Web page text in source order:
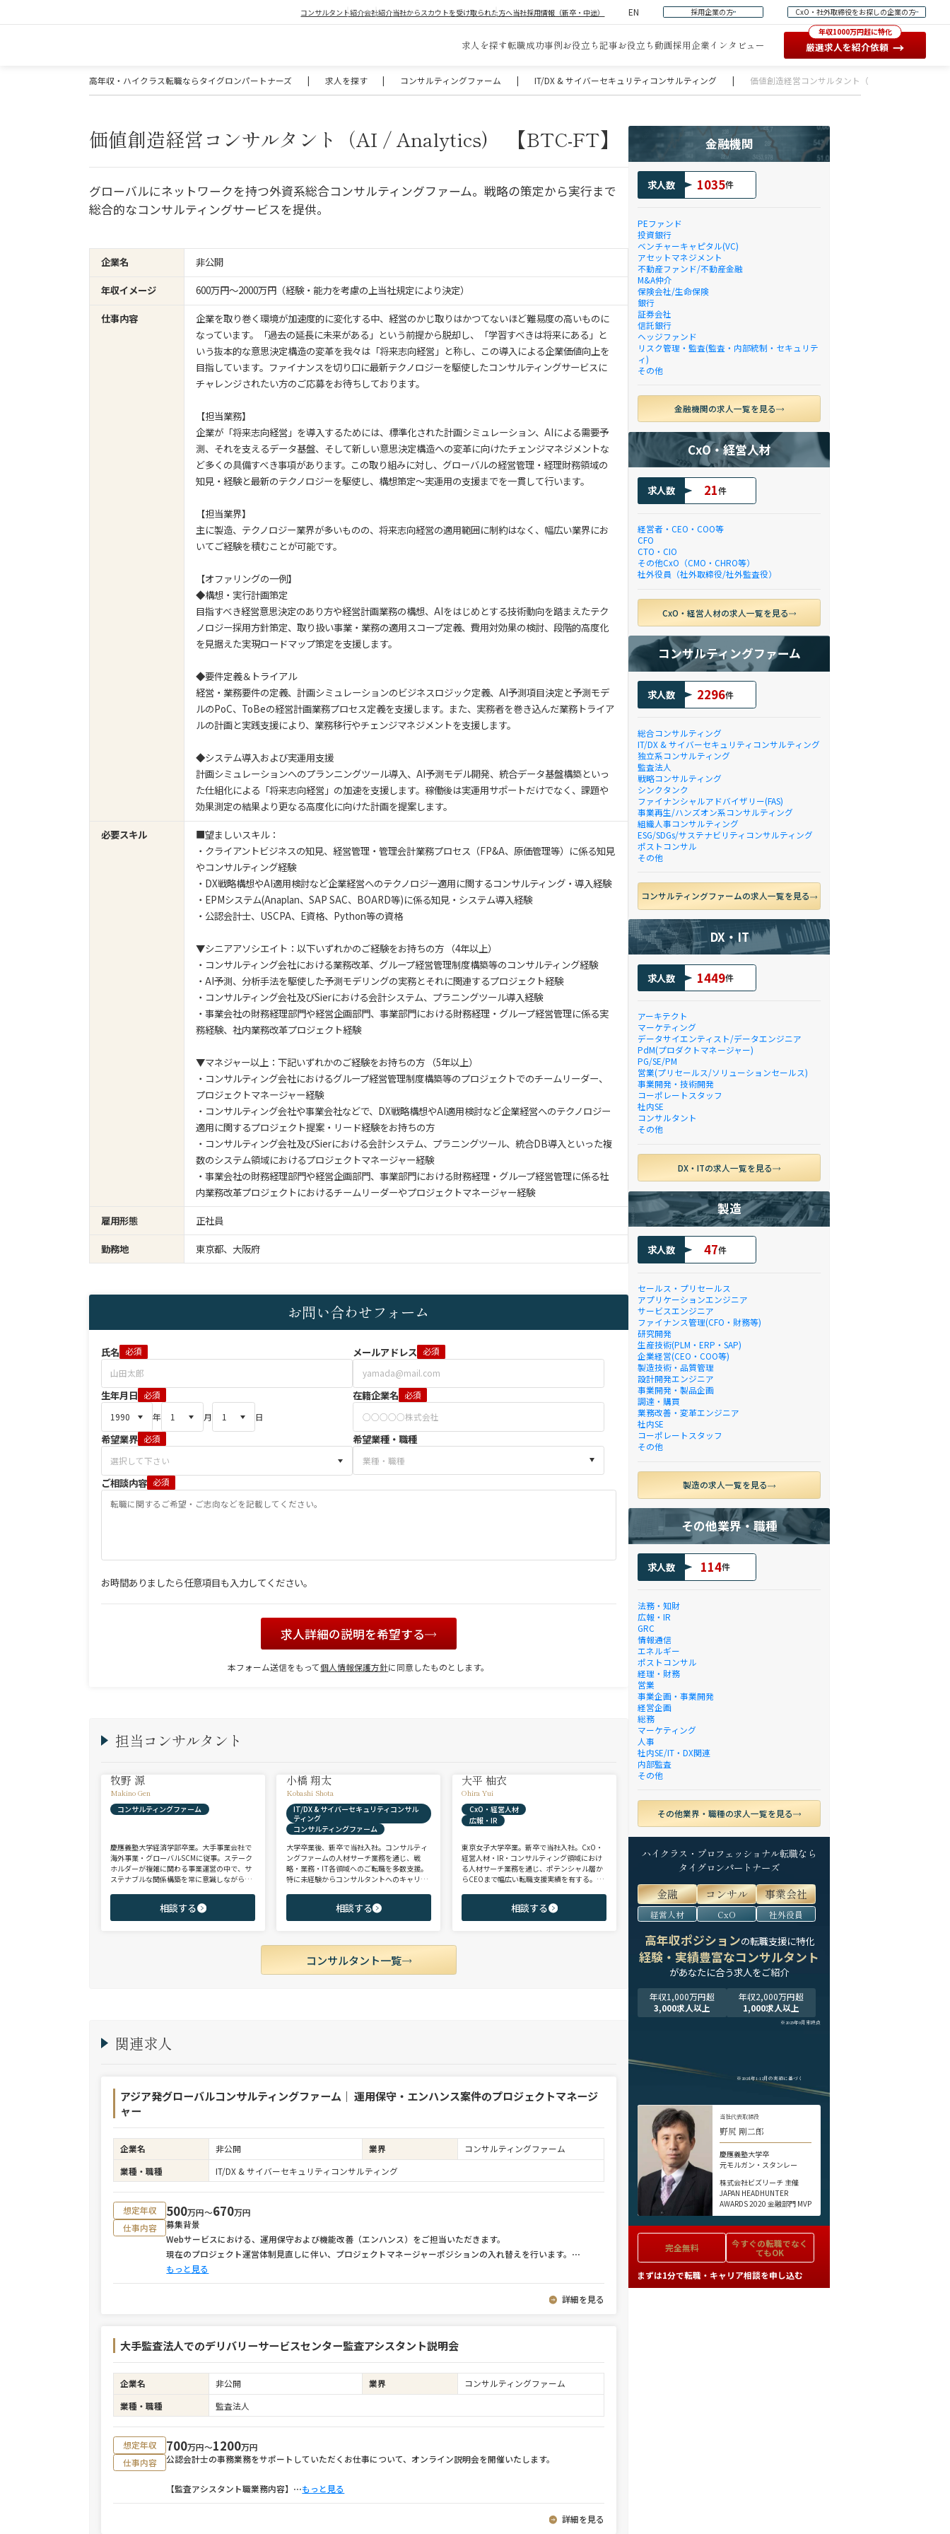
コンサルタント紹介会社紹介当社からスカウトを受け取られた方へ当社採用情報（新卒・中途） EN 採用企業の方 CxO・社外取締役をお探しの企業の方
求人を探す転職成功事例お役立ち記事お役立ち動画採用企業インタビュー
年収1000万円超に特化
厳選求人を紹介依頼 →
高年収・ハイクラス転職ならタイグロンパートナーズ | 求人を探す | コンサルティングファーム | IT/DX & サイバーセキュリティコンサルティング | 価値創造経営コンサルタント（AI / Analytics) 【
価値創造経営コンサルタント（AI / Analytics) 【BTC-FT】
グローバルにネットワークを持つ外資系総合コンサルティングファーム。戦略の策定から実行まで
総合的なコンサルティングサービスを提供。
企業名
非公開
年収イメージ
600万円〜2000万円（経験・能力を考慮の上当社規定により決定）
仕事内容
企業を取り巻く環境が加速度的に変化する中、経営のかじ取りはかつてないほど難易度の高いものに
なっています。「過去の延長に未来がある」という前提から脱却し、「学習すべきは将来にある」と
いう抜本的な意思決定構造の変革を我々は「将来志向経営」と称し、この導入による企業価値向上を
目指しています。ファイナンスを切り口に最新テクノロジーを駆使したコンサルティングサービスに
チャレンジされたい方のご応募をお待ちしております。
【担当業務】
企業が「将来志向経営」を導入するためには、標準化された計画シミュレーション、AIによる需要予
測、それを支えるデータ基盤、そして新しい意思決定構造への変革に向けたチェンジマネジメントな
ど多くの具備すべき事項があります。この取り組みに対し、グローバルの経営管理・経理財務領域の
知見・経験と最新のテクノロジーを駆使し、構想策定～実運用の支援までを一貫して行います。
【担当業界】
主に製造、テクノロジー業界が多いものの、将来志向経営の適用範囲に制約はなく、幅広い業界にお
いてご経験を積むことが可能です。
【オファリングの一例】
◆構想・実行計画策定
目指すべき経営意思決定のあり方や経営計画業務の構想、AIをはじめとする技術動向を踏まえたテク
ノロジー採用方針策定、取り扱い事業・業務の適用スコープ定義、費用対効果の検討、段階的高度化
を見据えた実現ロードマップ策定を支援します。
◆要件定義＆トライアル
経営・業務要件の定義、計画シミュレーションのビジネスロジック定義、AI予測項目決定と予測モデ
ルのPoC、ToBeの経営計画業務プロセス定義を支援します。また、実務者を巻き込んだ業務トライア
ルの計画と実践支援により、業務移行やチェンジマネジメントを支援します。
◆システム導入および実運用支援
計画シミュレーションへのプランニングツール導入、AI予測モデル開発、統合データ基盤構築といっ
た仕組化による「将来志向経営」の加速を支援します。稼働後は実運用サポートだけでなく、課題や
効果測定の結果より更なる高度化に向けた計画を提案します。
必要スキル
■望ましいスキル：
・クライアントビジネスの知見、経営管理・管理会計業務プロセス（FP&A、原価管理等）に係る知見
やコンサルティング経験
・DX戦略構想やAI適用検討など企業経営へのテクノロジー適用に関するコンサルティング・導入経験
・EPMシステム(Anaplan、SAP SAC、BOARD等)に係る知見・システム導入経験
・公認会計士、USCPA、E資格、Python等の資格
▼シニアアソシエイト：以下いずれかのご経験をお持ちの方 （4年以上）
・コンサルティング会社における業務改革、グループ経営管理制度構築等のコンサルティング経験
・AI予測、分析手法を駆使した予測モデリングの実務とそれに関連するプロジェクト経験
・コンサルティング会社及びSierにおける会計システム、プラニングツール導入経験
・事業会社の財務経理部門や経営企画部門、事業部門における財務経理・グループ経営管理に係る実
務経験、社内業務改革プロジェクト経験
▼マネジャー以上：下記いずれかのご経験をお持ちの方 （5年以上）
・コンサルティング会社におけるグループ経営管理制度構築等のプロジェクトでのチームリーダー、
プロジェクトマネージャー経験
・コンサルティング会社や事業会社などで、DX戦略構想やAI適用検討など企業経営へのテクノロジー
適用に関するプロジェクト提案・リード経験をお持ちの方
・コンサルティング会社及びSierにおける会計システム、プラニングツール、統合DB導入といった複
数のシステム領域におけるプロジェクトマネージャー経験
・事業会社の財務経理部門や経営企画部門、事業部門における財務経理・グループ経営管理に係る社
内業務改革プロジェクトにおけるチームリーダーやプロジェクトマネージャー経験
雇用形態
正社員
勤務地
東京都、大阪府
お問い合わせフォーム
氏名 必須 メールアドレス 必須
生年月日 必須
年
月 日
在籍企業名 必須
希望業界 必須 希望業種・職種
ご相談内容 必須
お時間ありましたら任意項目も入力してください。
求人詳細の説明を希望する
本フォーム送信をもって個人情報保護方針に同意したものとします。
担当コンサルタント
牧野 源
Makino Gen
コンサルティングファーム
慶應義塾大学経済学部卒業。大手事業会社で
海外事業・グローバルSCMに従事。ステーク
ホルダーが複雑に関わる事業運営の中で、サ
ステナブルな関係構築を常に意識しながら意
商社、投資銀行、大手事業会社を始めとする
幅広い領域で、若手～エグゼクティブまでご
相談する
小橋 翔太
Kobashi Shota
IT/DX & サイバーセキュリティコンサル
ティング
コンサルティングファーム
大学卒業後、新卒で当社入社。コンサルティ
ングファームの人材サーチ業務を通じ、戦
略・業務・IT各領域へのご転職を多数支援。
特に未経験からコンサルタントへのキャリア
ご志向と市場動向を踏まえ最適なキャリアを
ご提案させていただきます。
相談する
大平 柚衣
Ohira Yui
CxO・経営人材
広報・IR
東京女子大学卒業。新卒で当社入社。CxO・
経営人材・IR・コンサルティング領域におけ
る人材サーチ業務を通じ、ポテンシャル層か
らCEOまで幅広い転職支援実績を有する。コ
領域を中心に担当。未経験・ポテンシャル層
からミドル・ハイクラス層まで、年代・職階
相談する
コンサルタント一覧
関連求人
アジア発グローバルコンサルティングファーム｜ 運用保守・エンハンス案件のプロジェクトマネージ
ャー
企業名 非公開 業界
コンサルティングファーム
業種・職種
IT/DX & サイバーセキュリティコンサルティング
想定年収 500万円〜670万円
仕事内容
募集背景
Webサービスにおける、運用保守および機能改善（エンハンス）をご担当いただきます。
現在のプロジェクト運営体制見直しに伴い、プロジェクトマネージャーポジションの入れ替えを行います。 ⋯
もっと見る
詳細を見る
大手監査法人でのデリバリーサービスセンター監査アシスタント説明会
企業名 非公開 業界
コンサルティングファーム
業種・職種
監査法人
想定年収 700万円〜1200万円
仕事内容
公認会計士の事務業務をサポートしていただくお仕事について、オンライン説明会を開催いたします。
【監査アシスタント職業務内容】 ⋯もっと見る
詳細を見る
金融機関
求人数 1035件
PEファンド
投資銀行
ベンチャーキャピタル(VC)
アセットマネジメント
不動産ファンド/不動産金融
M&A仲介
保険会社/生命保険
銀行
証券会社
信託銀行
ヘッジファンド
リスク管理・監査(監査・内部統制・セキュリテ
ィ)
その他
金融機関の求人一覧を見る
CxO・経営人材
求人数 21件
経営者・CEO・COO等
CFO
CTO・CIO
その他CxO（CMO・CHRO等）
社外役員（社外取締役/社外監査役）
CxO・経営人材の求人一覧を見る
コンサルティングファーム
求人数 2296件
総合コンサルティング
IT/DX & サイバーセキュリティコンサルティング
独立系コンサルティング
監査法人
戦略コンサルティング
シンクタンク
ファイナンシャルアドバイザリー(FAS)
事業再生/ハンズオン系コンサルティング
組織人事コンサルティング
ESG/SDGs/サステナビリティコンサルティング
ポストコンサル
その他
コンサルティングファームの求人一覧を見る
DX・IT
求人数 1449件
アーキテクト
マーケティング
データサイエンティスト/データエンジニア
PdM(プロダクトマネージャー)
PG/SE/PM
営業(プリセールス/ソリューションセールス)
事業開発・技術開発
コーポレートスタッフ
社内SE
コンサルタント
その他
DX・ITの求人一覧を見る
製造
求人数 47件
セールス・プリセールス
アプリケーションエンジニア
サービスエンジニア
ファイナンス管理(CFO・財務等)
研究開発
生産技術(PLM・ERP・SAP)
企業経営(CEO・COO等)
製造技術・品質管理
設計開発エンジニア
事業開発・製品企画
調達・購買
業務改善・変革エンジニア
社内SE
コーポレートスタッフ
その他
製造の求人一覧を見る
その他業界・職種
求人数 114件
法務・知財
広報・IR
GRC
情報通信
エネルギー
ポストコンサル
経理・財務
営業
事業企画・事業開発
経営企画
総務
マーケティング
人事
社内SE/IT・DX関連
内部監査
その他
その他業界・職種の求人一覧を見る
ハイクラス・プロフェッショナル転職なら
タイグロンパートナーズ
金融 コンサル 事業会社
経営人材 CxO 社外役員
高年収ポジションの転職支援に特化
経験・実績豊富なコンサルタント
があなたに合う求人をご紹介
年収1,000万円超
3,000求人以上
年収2,000万円超
1,000求人以上
※2025年9月末時点
※2024年1-12月の実績に基づく
当社代表取締役
野尻 剛二郎
慶應義塾大学卒
元モルガン・スタンレー
株式会社ビズリーチ 主催
JAPAN HEADHUNTER
AWARDS 2020 金融部門 MVP
完全無料 今すぐの転職でなく
てもOK
まずは1分で転職・キャリア相談を申し込む